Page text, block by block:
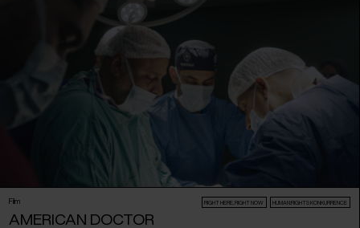
Film RIGHT HERE, RIGHT NOW HUMAN:RIGHTS KONKURRENCE
AMERICAN DOCTOR